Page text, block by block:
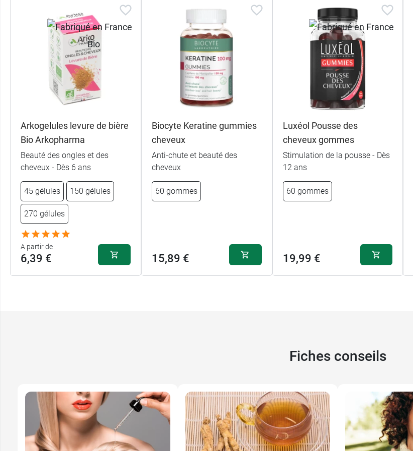
Arkogelules levure de bière
Bio Arkopharma
Beauté des ongles et des
cheveux - Dès 6 ans
45 gélules 150 gélules
270 gélules
A partir de
6,39 €
Biocyte Keratine gummies
cheveux
Anti-chute et beauté des
cheveux
60 gommes
15,89 €
Luxéol Pousse des
cheveux gommes
Stimulation de la pousse - Dès
12 ans
60 gommes
19,99 €
Fiches conseils